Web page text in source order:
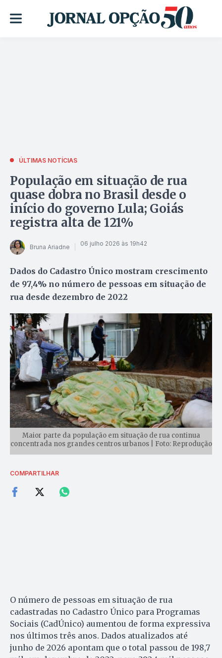
ÚLTIMAS NOTÍCIAS
População em situação de rua
quase dobra no Brasil desde o
início do governo Lula; Goiás
registra alta de 121%
Bruna Ariadne 06 julho 2026 às 19h42
Dados do Cadastro Único mostram crescimento
de 97,4% no número de pessoas em situação de
rua desde dezembro de 2022
Maior parte da população em situação de rua continua
concentrada nos grandes centros urbanos | Foto: Reprodução
COMPARTILHAR
O número de pessoas em situação de rua
cadastradas no Cadastro Único para Programas
Sociais (CadÚnico) aumentou de forma expressiva
nos últimos três anos. Dados atualizados até
junho de 2026 apontam que o total passou de 198,7